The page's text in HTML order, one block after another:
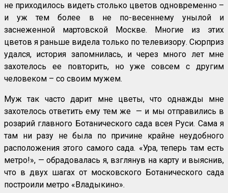
не приходилось видеть столько цветов одновременно –
и уж тем более в не по-весеннему унылой и
заснеженной мартовской Москве. Многие из этих
цветов я раньше видела только по телевизору. Сюрприз
удался, история запомнилась, и через много лет мне
захотелось ее повторить, но уже совсем с другим
человеком – со своим мужем.
Муж так часто дарит мне цветы, что однажды мне
захотелось ответить ему тем же — и мы отправились в
розарий главного Ботанического сада всея Руси. Сама я
там ни разу не была по причине крайне неудобного
расположения этого самого сада. «Ура, теперь там есть
метро!», — обрадовалась я, взглянув на карту и выяснив,
что в двух шагах от московского Ботанического сада
построили метро «Владыкино».